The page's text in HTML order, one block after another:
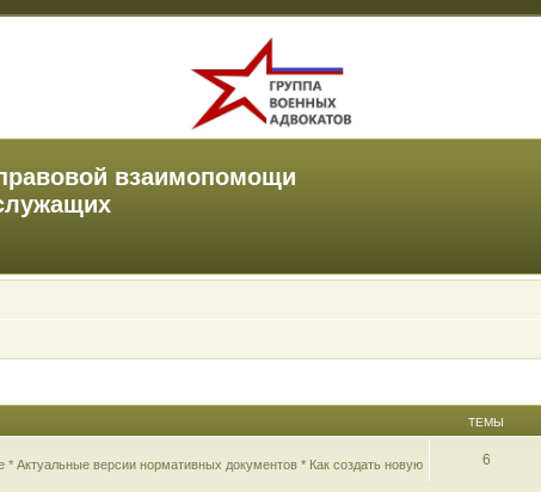
взаимопомощи
ТЕМЫ
Актуальные версии нормативных документов * Как создать новую
6